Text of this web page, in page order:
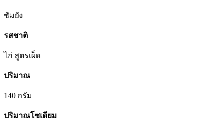
ซัมยัง
รสชาติ
ไก่ สูตรเผ็ด
ปริมาณ
140 กรัม
ปริมาณโซเดียม